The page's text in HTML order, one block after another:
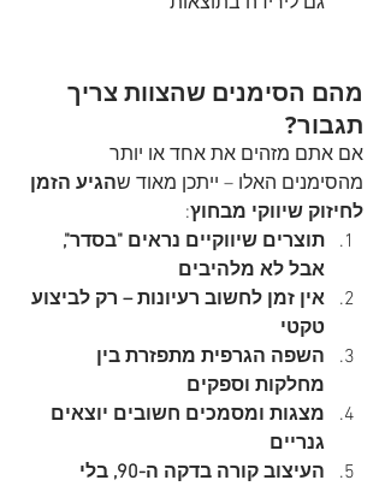
מהם הסימנים שהצוות צריך
תגבור?
אם אתם מזהים את אחד או יותר
מהסימנים האלו – ייתכן מאוד שהגיע הזמן
לחיזוק שיווקי מבחוץ:
תוצרים שיווקיים נראים "בסדר",
אבל לא מלהיבים
אין זמן לחשוב רעיונות – רק לביצוע
טקטי
השפה הגרפית מתפזרת בין
מחלקות וספקים
מצגות ומסמכים חשובים יוצאים
גנריים
העיצוב קורה בדקה ה-90, בלי